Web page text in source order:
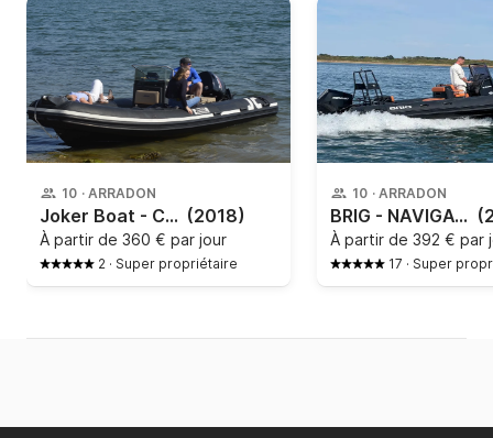
10 · ARRADON
Joker Boat - Clubman 19 (2018)
À partir de 360 € par jour
2 · Super propriétaire
10 · ARRADON
BRIG - NAVIGATOR 700
À partir de 392 € par
17 · Super